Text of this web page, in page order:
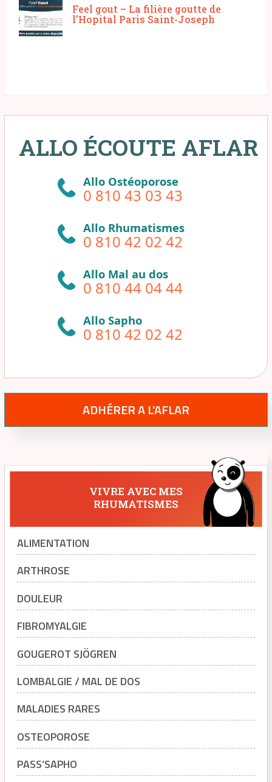
Feel gout – La filière goutte de
l’Hopital Paris Saint-Joseph
ALLO ÉCOUTE AFLAR
Allo Ostéoporose
0 810 43 03 43
Allo Rhumatismes
0 810 42 02 42
Allo Mal au dos
0 810 44 04 44
Allo Sapho
0 810 42 02 42
ADHÉRER A L'AFLAR
VIVRE AVEC MES
RHUMATISMES
ALIMENTATION
ARTHROSE
DOULEUR
FIBROMYALGIE
GOUGEROT SJÖGREN
LOMBALGIE / MAL DE DOS
MALADIES RARES
OSTEOPOROSE
PASS’SAPHO